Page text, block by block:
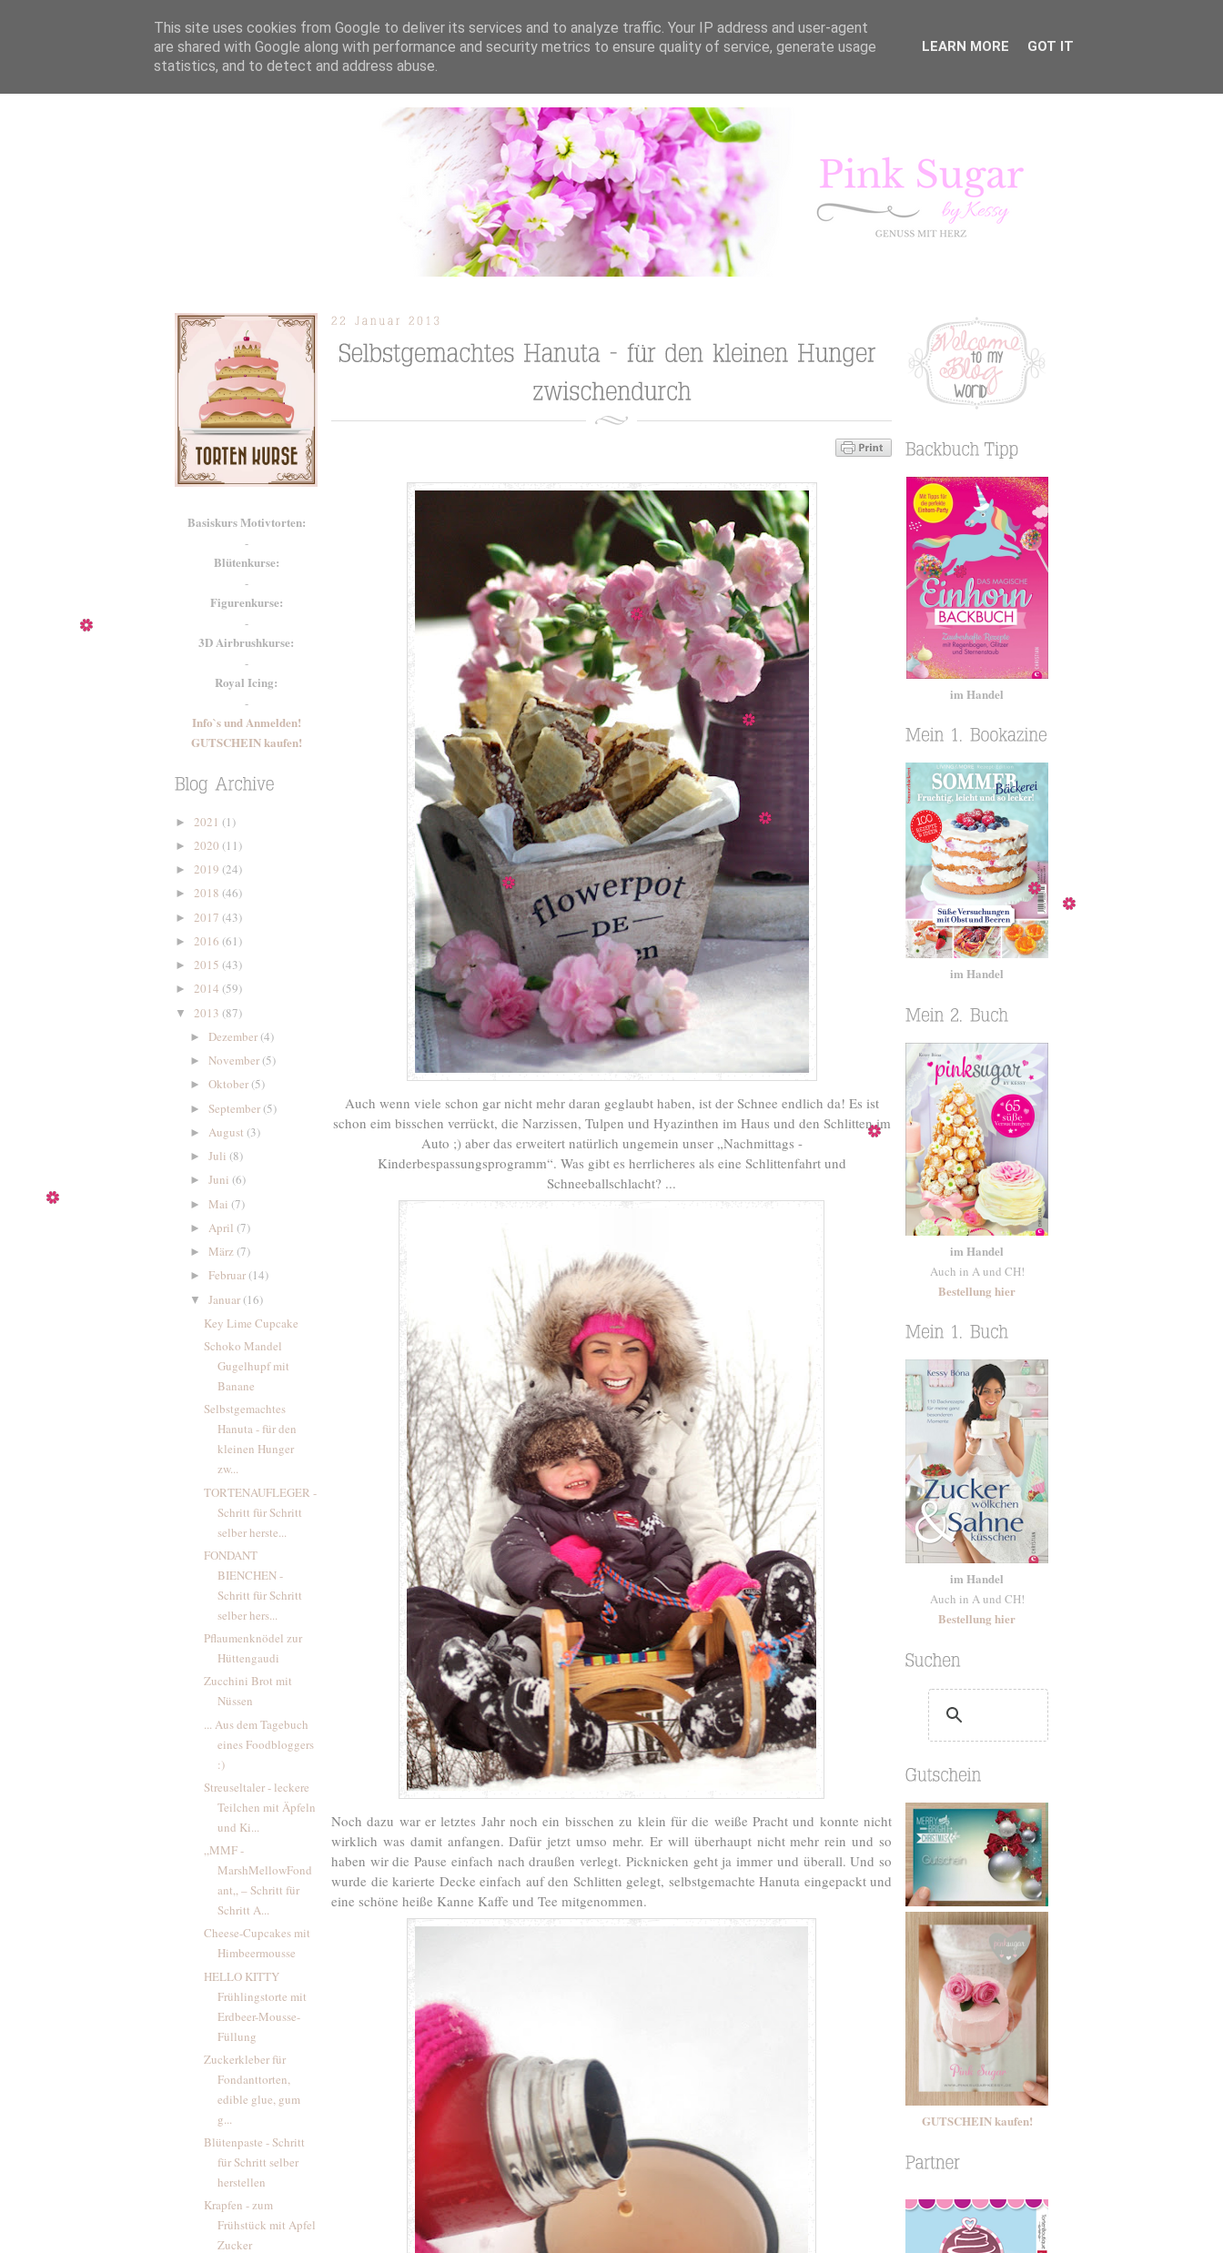
ÜBER MICH KOOPERATION
Basiskurs Motivtorten:
-
Blütenkurse:
-
Figurenkurse:
-
3D Airbrushkurse:
-
Royal Icing:
-
Info`s und Anmelden!
GUTSCHEIN kaufen!
► 2021 (1)
► 2020 (11)
► 2019 (24)
► 2018 (46)
► 2017 (43)
► 2016 (61)
► 2015 (43)
► 2014 (59)
▼ 2013 (87)
► Dezember(4)
► November(5)
► Oktober(5)
► September(5)
► August (3)
► Juli (8)
► Juni (6)
► Mai (7)
► April (7)
► März(7)
► Februar(14)
▼ Januar(16)
Key Lime Cupcake
Schoko Mandel
Gugelhupf mit
Banane
Selbstgemachtes
Hanuta - für den
kleinen Hunger
zw...
TORTENAUFLEGER -
Schritt für Schritt
selber herste...
FONDANT
BIENCHEN -
Schritt für Schritt
selber hers...
Pflaumenknödel zur
Hüttengaudi
Zucchini Brot mit
Nüssen
... Aus dem Tagebuch
eines Foodbloggers
:)
Streuseltaler - leckere
Teilchen mit Äpfeln
und Ki...
„MMF -
MarshMellowFond
ant„ – Schritt für
Schritt A...
Cheese-Cupcakes mit
Himbeermousse
HELLO KITTY
Frühlingstorte mit
Erdbeer-Mousse-
Füllung
Zuckerkleber für
Fondanttorten,
edible glue, gum
g...
Blütenpaste - Schritt
für Schritt selber
herstellen
Krapfen - zum
Frühstück mit Apfel
Zucker
Auch wenn viele schon gar nicht mehr daran geglaubt haben, ist der Schnee endlich da! Es ist
schon eim bisschen verrückt, die Narzissen, Tulpen und Hyazinthen im Haus und den Schlitten im
Auto ;) aber das erweitert natürlich ungemein unser „Nachmittags -
Kinderbespassungsprogramm“. Was gibt es herrlicheres als eine Schlittenfahrt und
Schneeballschlacht? ...
Noch dazu war er letztes Jahr noch ein bisschen zu klein für die weiße Pracht und konnte nicht
wirklich was damit anfangen. Dafür jetzt umso mehr. Er will überhaupt nicht mehr rein und so
haben wir die Pause einfach nach draußen verlegt. Picknicken geht ja immer und überall. Und so
wurde die karierte Decke einfach auf den Schlitten gelegt, selbstgemachte Hanuta eingepackt und
eine schöne heiße Kanne Kaffe und Tee mitgenommen.
im Handel
im Handel
im Handel
Auch in A und CH!
Bestellung hier
im Handel
Auch in A und CH!
Bestellung hier
GUTSCHEIN kaufen!
This site uses cookies from Google to deliver its services and to analyze traffic. Your IP address and user-agent
are shared with Google along with performance and security metrics to ensure quality of service, generate usage
statistics, and to detect and address abuse.
LEARN MORE GOT IT